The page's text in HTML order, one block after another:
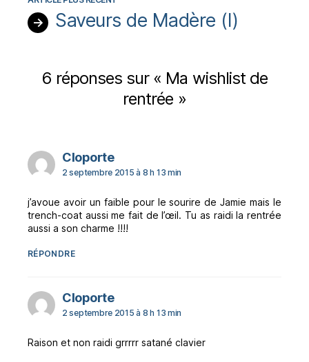
→ Saveurs de Madère (I)
6 réponses sur « Ma wishlist de
rentrée »
Cloportedit :
2 septembre 2015 à 8 h 13 min
j’avoue avoir un faible pour le sourire de Jamie mais le
trench-coat aussi me fait de l’œil. Tu as raidi la rentrée
aussi a son charme !!!!
RÉPONDRE
Cloportedit :
2 septembre 2015 à 8 h 13 min
Raison et non raidi grrrrr satané clavier